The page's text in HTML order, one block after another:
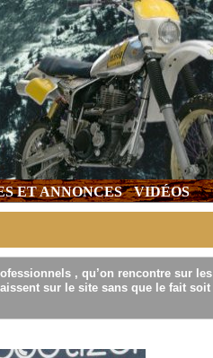
ET ANNONCES VIDÉOS
, qu’on rencontre sur les
sur le site sans que le fait soit